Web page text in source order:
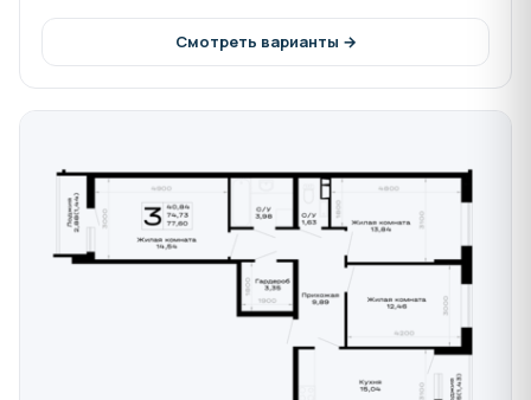
гардеробные, уютные кухни-гостиные,
Для жителей предусмотрена современная
парковочная инфраструктура:
4545 машиномест в наземных и подземных
Защита автомобилей от непогоды.
видеонаблюдения и современное
Смотреть варианты →